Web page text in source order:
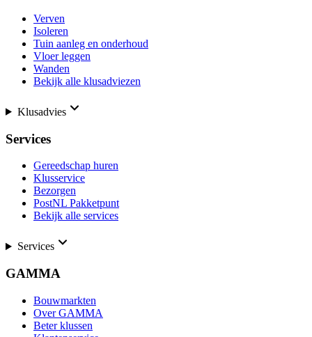
Verven
Isoleren
Tuin aanleg en onderhoud
Vloer leggen
Wanden
Bekijk alle klusadviezen
Klusadvies
Services
Gereedschap huren
Klusservice
Bezorgen
PostNL Pakketpunt
Bekijk alle services
Services
GAMMA
Bouwmarkten
Over GAMMA
Beter klussen